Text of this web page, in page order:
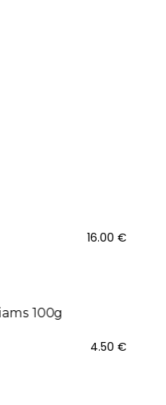
16.00 €
4.50 €